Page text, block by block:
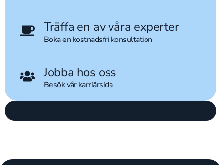
Träffa en av våra experter
Boka en kostnadsfri konsultation
Jobba hos oss
Besök vår karriärsida